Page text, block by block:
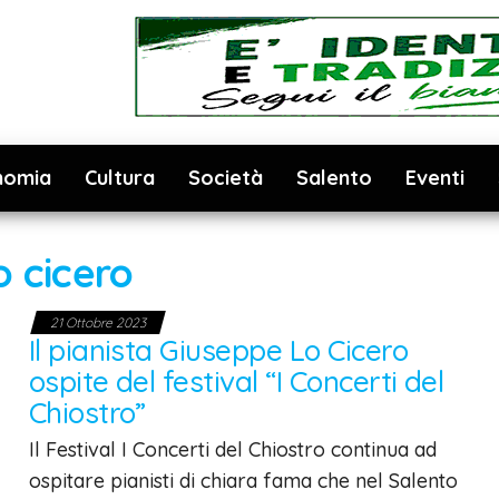
Cultura Società Salento Eventi
cicero
21 Ottobre 2023
Il pianista Giuseppe Lo Cicero
ospite del festival “I Concerti del
Chiostro”
Il Festival I Concerti del Chiostro continua ad
ospitare pianisti di chiara fama che nel Salento